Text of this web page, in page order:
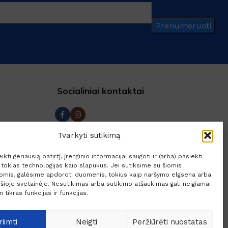
Tvarkyti sutikimą
geriausią patirtį, įrenginio informacijai saugoti ir (arba) pasiekti
tokias technologijas kaip slapukus. Jei sutiksime su šiomis
galėsime apdoroti duomenis, tokius kaip naršymo elgsena arba
svetainėje. Nesutikimas arba sutikimo atšaukimas gali neigiamai
tikras funkcijas ir funkcijas.
Neigti Peržiūrėti nuostatas
Prenumeruoti
Socialiniai kontaktai